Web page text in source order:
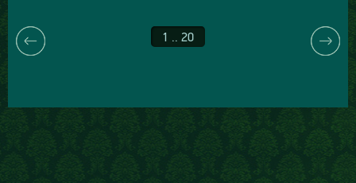
1 .. 20